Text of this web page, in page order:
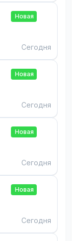
Новая
Сегодня
Новая
Сегодня
Новая
Сегодня
Новая
Сегодня